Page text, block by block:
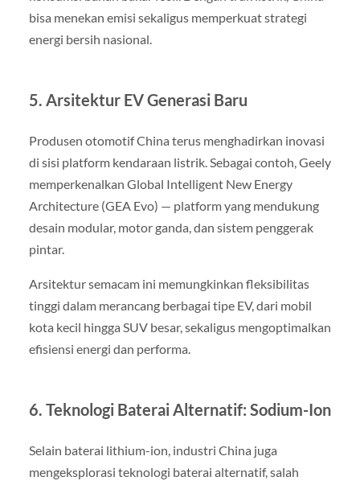
bisa menekan emisi sekaligus memperkuat strategi
energi bersih nasional.
5. Arsitektur EV Generasi Baru
Produsen otomotif China terus menghadirkan inovasi
di sisi platform kendaraan listrik. Sebagai contoh, Geely
memperkenalkan Global Intelligent New Energy
Architecture (GEA Evo) — platform yang mendukung
desain modular, motor ganda, dan sistem penggerak
pintar.
Arsitektur semacam ini memungkinkan fleksibilitas
tinggi dalam merancang berbagai tipe EV, dari mobil
kota kecil hingga SUV besar, sekaligus mengoptimalkan
efisiensi energi dan performa.
6. Teknologi Baterai Alternatif: Sodium-Ion
Selain baterai lithium-ion, industri China juga
mengeksplorasi teknologi baterai alternatif, salah